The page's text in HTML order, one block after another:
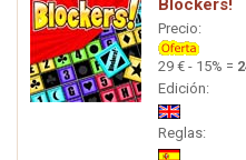
Blockers!
Precio:
29 € - 15% =
Edición:
Reglas: